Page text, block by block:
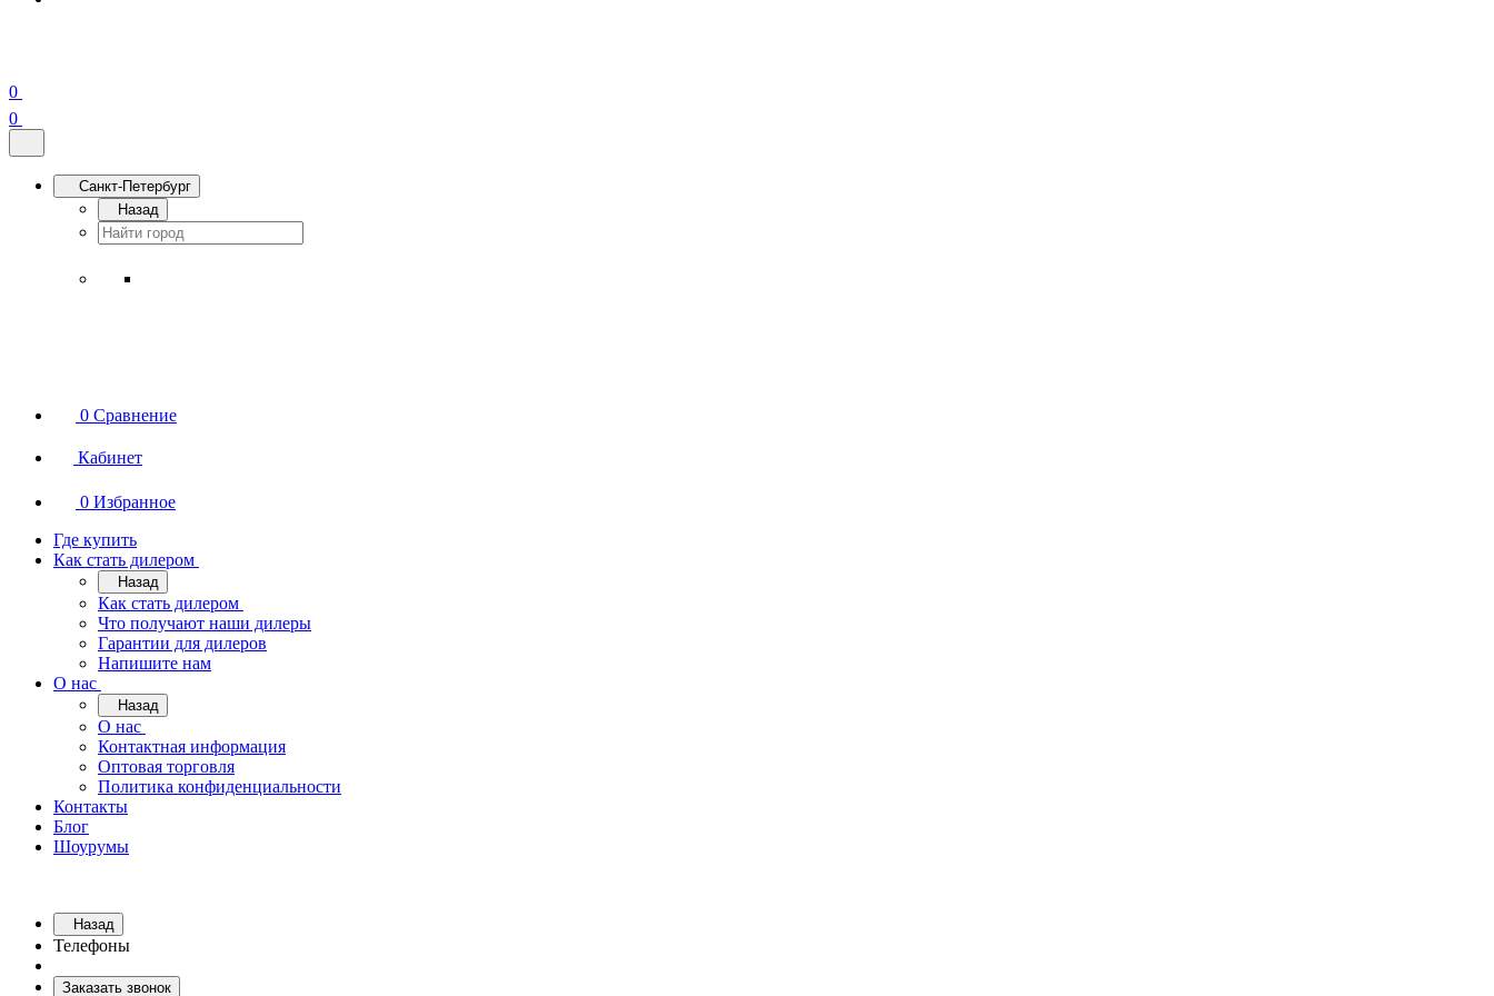
0
0
Санкт-Петербург
Назад
0 Сравнение
Кабинет
0 Избранное
Где купить
Как стать дилером
Назад
Как стать дилером
Что получают наши дилеры
Гарантии для дилеров
Напишите нам
О нас
Назад
О нас
Контактная информация
Оптовая торговля
Политика конфиденциальности
Контакты
Блог
Шоурумы
Назад
Телефоны
Заказать звонок